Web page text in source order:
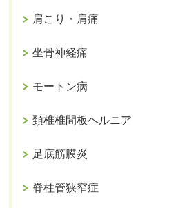
肩こり・肩痛
坐骨神経痛
モートン病
頚椎椎間板ヘルニア
足底筋膜炎
脊柱管狭窄症